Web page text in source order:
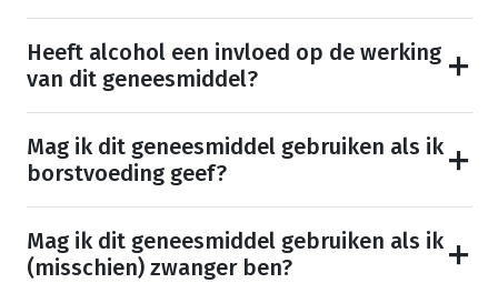
Heeft alcohol een invloed op de werking
van dit geneesmiddel?
Mag ik dit geneesmiddel gebruiken als ik
borstvoeding geef?
Mag ik dit geneesmiddel gebruiken als ik
(misschien) zwanger ben?